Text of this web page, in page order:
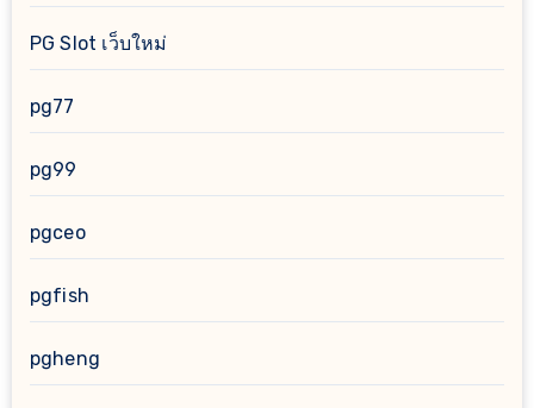
PG Slot เว็บใหม่
pg77
pg99
pgceo
pgfish
pgheng